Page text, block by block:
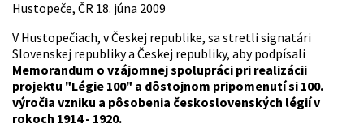
Hustopeče, ČR 18. júna 2009
V Hustopečiach, v Českej republike, sa stretli signatári
Slovenskej republiky a Českej republiky, aby podpísali
Memorandum o vzájomnej spolupráci pri realizácii
projektu "Légie 100" a dôstojnom pripomenutí si 100.
výročia vzniku a pôsobenia československých légií v
rokoch 1914 - 1920.